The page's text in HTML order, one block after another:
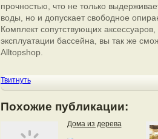
прочностью, что не только
воды, но и допускает свободное
Комплект сопутствующих
эксплуатации бассейна, вы так же
Alltopshop.
Твитнуть
Похожие публикации:
Дома из дерева